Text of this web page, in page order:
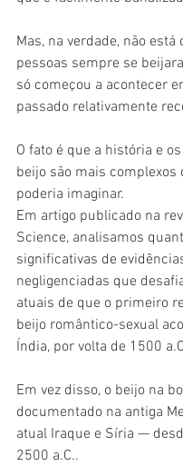
Mas, na verdade, não está
pessoas sempre se
só começou a acontecer
passado relativamente
O fato é que a história e
beijo são mais complexos
poderia imaginar.
Em artigo publicado na
Science, analisamos
significativas de
negligenciadas que
atuais de que o primeiro
beijo romântico-sexual
Índia, por volta de 1500
Em vez disso, o beijo na
documentado na antiga
atual Iraque e Síria —
2500 a.C..